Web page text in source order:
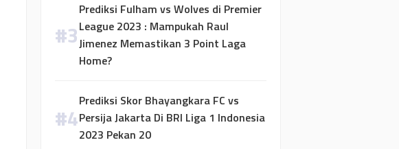
Prediksi Fulham vs Wolves di Premier
League 2023 : Mampukah Raul
Jimenez Memastikan 3 Point Laga
Home?
Prediksi Skor Bhayangkara FC vs
Persija Jakarta Di BRI Liga 1 Indonesia
2023 Pekan 20